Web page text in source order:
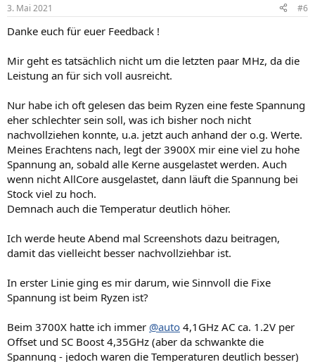
3. Mai 2021 #6
Danke euch für euer Feedback !
Mir geht es tatsächlich nicht um die letzten paar MHz, da die
Leistung an für sich voll ausreicht.
Nur habe ich oft gelesen das beim Ryzen eine feste Spannung
eher schlechter sein soll, was ich bisher noch nicht
nachvollziehen konnte, u.a. jetzt auch anhand der o.g. Werte.
Meines Erachtens nach, legt der 3900X mir eine viel zu hohe
Spannung an, sobald alle Kerne ausgelastet werden. Auch
wenn nicht AllCore ausgelastet, dann läuft die Spannung bei
Stock viel zu hoch.
Demnach auch die Temperatur deutlich höher.
Ich werde heute Abend mal Screenshots dazu beitragen,
damit das vielleicht besser nachvollziehbar ist.
In erster Linie ging es mir darum, wie Sinnvoll die Fixe
Spannung ist beim Ryzen ist?
Beim 3700X hatte ich immer @auto 4,1GHz AC ca. 1.2V per
Offset und SC Boost 4,35GHz (aber da schwankte die
Spannung - jedoch waren die Temperaturen deutlich besser)